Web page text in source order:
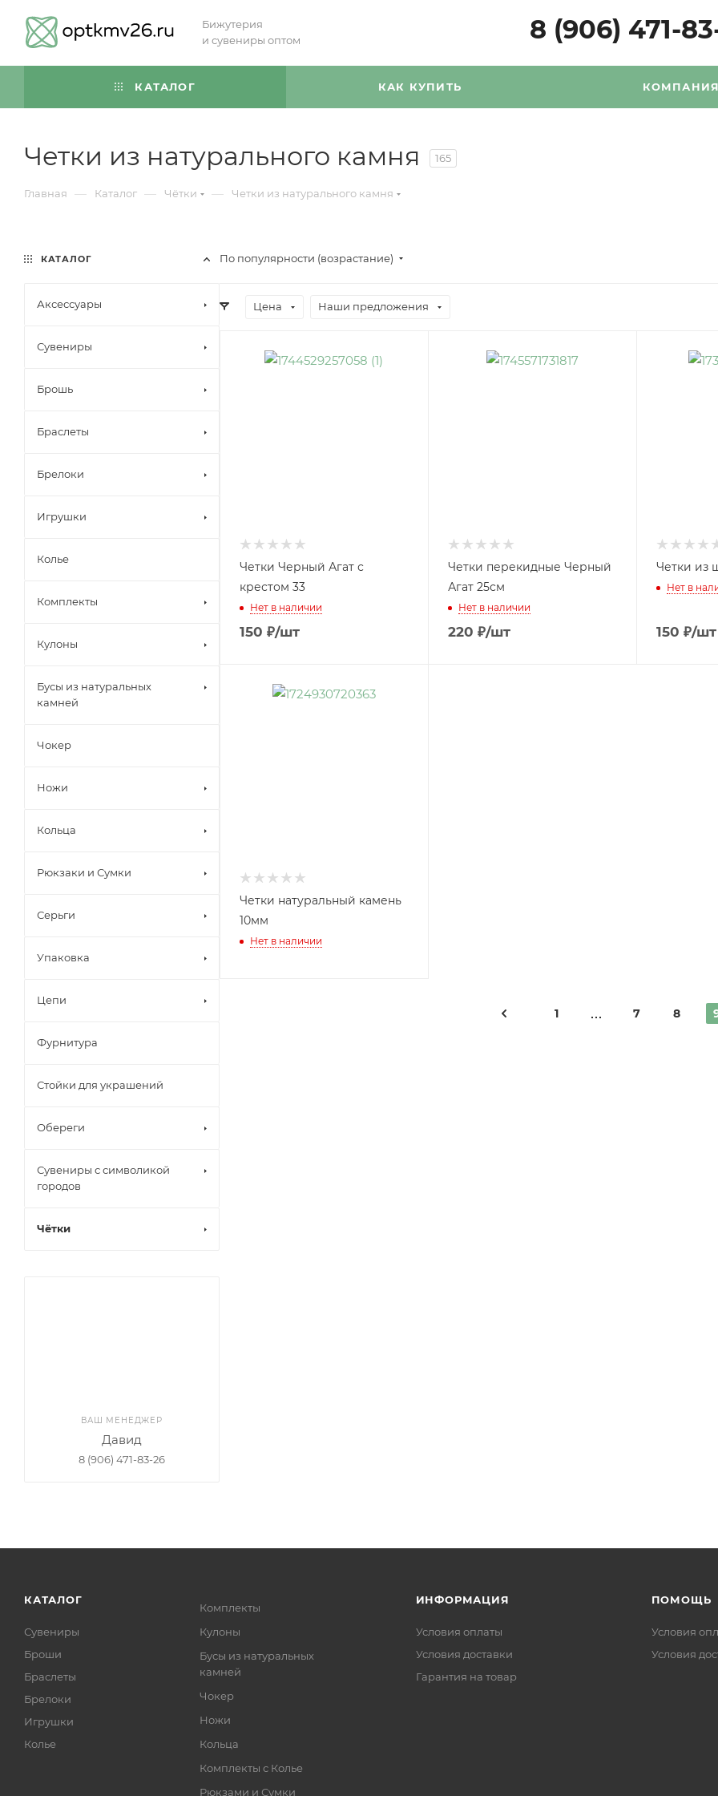
Бижутерия
и сувениры оптом
8 (906) 471-
КАТАЛОГ КАК КУПИТЬ
Четки из натурального камня 165
Главная — Каталог — Чётки — Четки из натурального камня
По популярности (возрастание)
Цена Наши предложения
Четки Черный Агат с
крестом 33
Нет в наличии
150 ₽/шт
Четки перекидные Черный
Агат 25см
Нет в наличии
220 ₽/шт
Четки из
Нет в
150 ₽/шт
Четки натуральный камень
10мм
Нет в наличии
1 7 8
КАТАЛОГ
Аксессуары
Сувениры
Брошь
Браслеты
Брелоки
Игрушки
Колье
Комплекты
Кулоны
Бусы из натуральных
камней
Чокер
Ножи
Кольца
Рюкзаки и Сумки
Серьги
Упаковка
Цепи
Фурнитура
Стойки для украшений
Обереги
Сувениры с символикой
городов
Чётки
ВАШ МЕНЕДЖЕР
Давид
8 (906) 471-83-26
КАТАЛОГ
Сувениры
Броши
Браслеты
Брелоки
Игрушки
Колье
Комплекты
Кулоны
Бусы из натуральных
камней
Чокер
Ножи
Кольца
Комплекты с Колье
Рюкзами и Сумки
ИНФОРМАЦИЯ
Условия оплаты
Условия доставки
Гарантия на товар
ПОМОЩЬ
Условия
Условия